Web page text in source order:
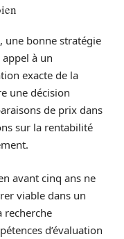
une bonne stratégie
à un
exacte de la
une décision
de prix dans
sur la rentabilité
avant cinq ans ne
viable dans un
recherche
d’évaluation